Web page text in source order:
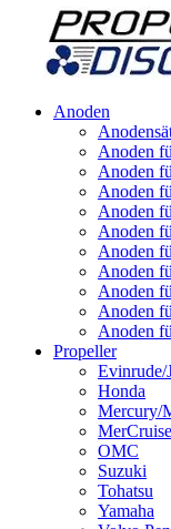
Anoden
Anoden
Anoden
Anoden
Anoden
Anoden
Anoden
Anoden
Anoden
Anoden
Anoden
Propeller
Evinrude/
Honda
Mercury/
OMC
Suzuki
Tohatsu
Yamaha